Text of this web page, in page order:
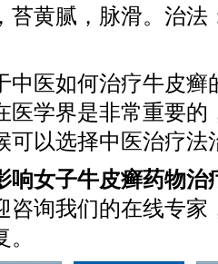
苔黄腻，脉滑。治法
医如何治疗牛皮癣
医学界是非常重要的
可以选择中医治疗法
响女子牛皮癣药物治
咨询我们的在线专家